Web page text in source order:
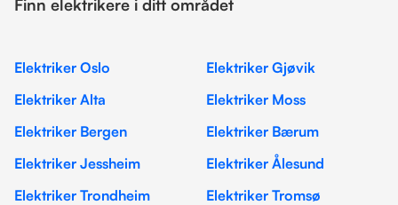
Finn elektrikere i ditt området
Elektriker Oslo
Elektriker Gjøvik
Elektriker Alta
Elektriker Moss
Elektriker Bergen
Elektriker Bærum
Elektriker Jessheim
Elektriker Ålesund
Elektriker Trondheim
Elektriker Tromsø